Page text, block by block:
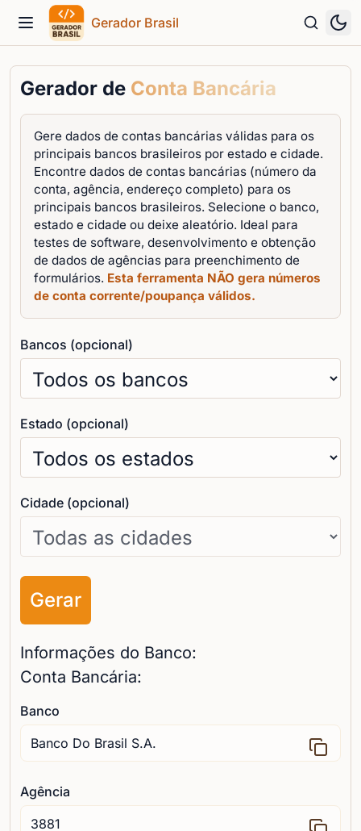
Menu
Gerador Brasil
Gerador de Conta Bancária
Gere dados de contas bancárias válidas para os
principais bancos brasileiros por estado e cidade.
Encontre dados de contas bancárias (número da
conta, agência, endereço completo) para os
principais bancos brasileiros. Selecione o banco,
estado e cidade ou deixe aleatório. Ideal para
testes de software, desenvolvimento e obtenção
de dados de agências para preenchimento de
formulários. Esta ferramenta NÃO gera números
de conta corrente/poupança válidos.
Bancos (opcional)
Estado (opcional)
Cidade (opcional)
Gerar
Informações do Banco:
Conta Bancária:
Banco
Agência